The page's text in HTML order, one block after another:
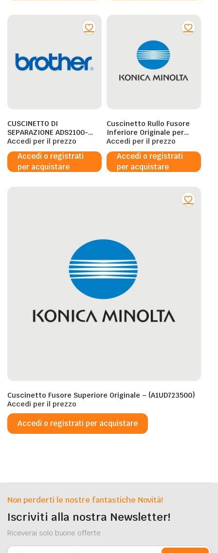
CUSCINETTO DI
SEPARAZIONE ADS2100-
2100E-2600W-2600WE
50000 FOGLI
Accedi per il prezzo
Accedi o registrati
per acquistare
Cuscinetto Rullo Fusore
Inferiore Originale per
Konica Minolta –
57AE75040
Accedi per il prezzo
Accedi o registrati
per acquistare
Cuscinetto Fusore Superiore Originale – (A1UD723500)
Accedi per il prezzo
Accedi o registrati per acquistare
Non perderti le nostre fantastiche Novità!
Iscriviti alla nostra Newsletter!
Riceverai solo buone offerte